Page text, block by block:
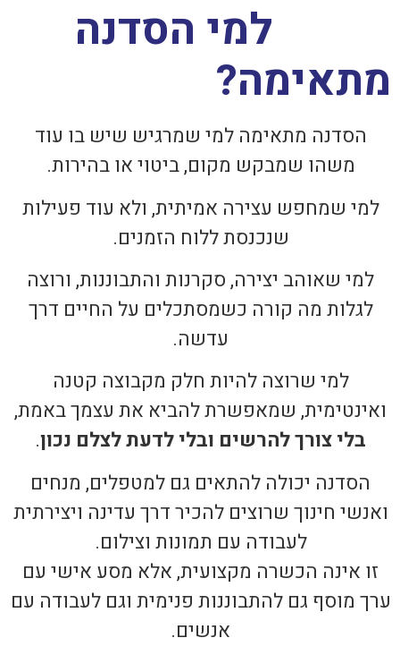
למי הסדנה
מתאימה?
הסדנה מתאימה למי שמרגיש שיש בו עוד
משהו שמבקש מקום, ביטוי או בהירות.
למי שמחפש עצירה אמיתית, ולא עוד פעילות
שנכנסת ללוח הזמנים.
למי שאוהב יצירה, סקרנות והתבוננות, ורוצה
לגלות מה קורה כשמסתכלים על החיים דרך
עדשה.
למי שרוצה להיות חלק מקבוצה קטנה
ואינטימית, שמאפשרת להביא את עצמך באמת,
בלי צורך להרשים ובלי לדעת לצלם נכון.
הסדנה יכולה להתאים גם למטפלים, מנחים
ואנשי חינוך שרוצים להכיר דרך עדינה ויצירתית
לעבודה עם תמונות וצילום.
זו אינה הכשרה מקצועית, אלא מסע אישי עם
ערך מוסף גם להתבוננות פנימית וגם לעבודה עם
אנשים.